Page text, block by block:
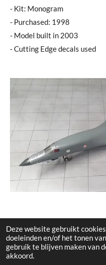
Deze website gebruikt
doeleinden en/of het tonen
gebruik te blijven maken van
akkoord.
- Kit: Monogram
- Purchased: 1998
- Model built in 2003
- Cutting Edge decals used
© All the pictures on this website